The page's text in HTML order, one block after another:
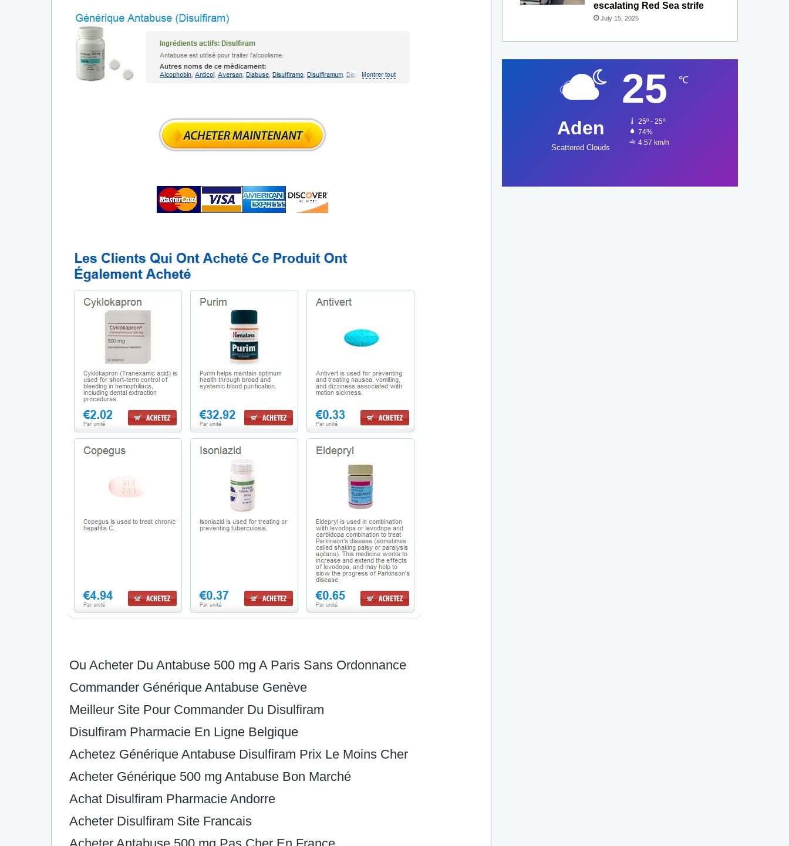
Ou Acheter Du Antabuse 500 mg A Paris Sans Ordonnance
Commander Générique Antabuse Genève
Meilleur Site Pour Commander Du Disulfiram
Disulfiram Pharmacie En Ligne Belgique
Achetez Générique Antabuse Disulfiram Prix Le Moins Cher
Acheter Générique 500 mg Antabuse Bon Marché
Achat Disulfiram Pharmacie Andorre
Acheter Disulfiram Site Francais
escalating Red Sea strife
July 15, 2025
Aden
Scattered Clouds
25 ℃
25º - 25º
74%
4.57 km/h